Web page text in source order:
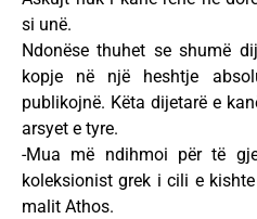
si unë.
Ndonëse thuhet se shumë
kopje në një heshtje
publikojnë. Këta dijetarë e
arsyet e tyre.
-Mua më ndihmoi për të
koleksionist grek i cili e
malit Athos.